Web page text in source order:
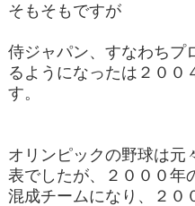
そもそもですが
侍ジャパン、すなわちプ
るようになったは２００
す。
オリンピックの野球は元
表でしたが、２０００年
混成チームになり、２０